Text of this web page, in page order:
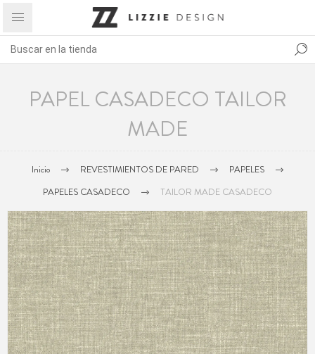
PAPEL CASADECO TAILOR
MADE
Inicio REVESTIMIENTOS DE PARED
PAPELES
PAPELES CASADECO
TAILOR MADE CASADECO